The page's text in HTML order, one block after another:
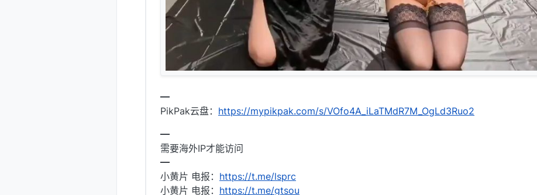
━
PikPak云盘： https://mypikpak.com/s/VOfo4A_iLaTMdR7M_OgLd3Ruo2
━
需要海外IP才能访问
━
小黄片 电报： https://t.me/lsprc
小黄片 电报： https://t.me/gtsou